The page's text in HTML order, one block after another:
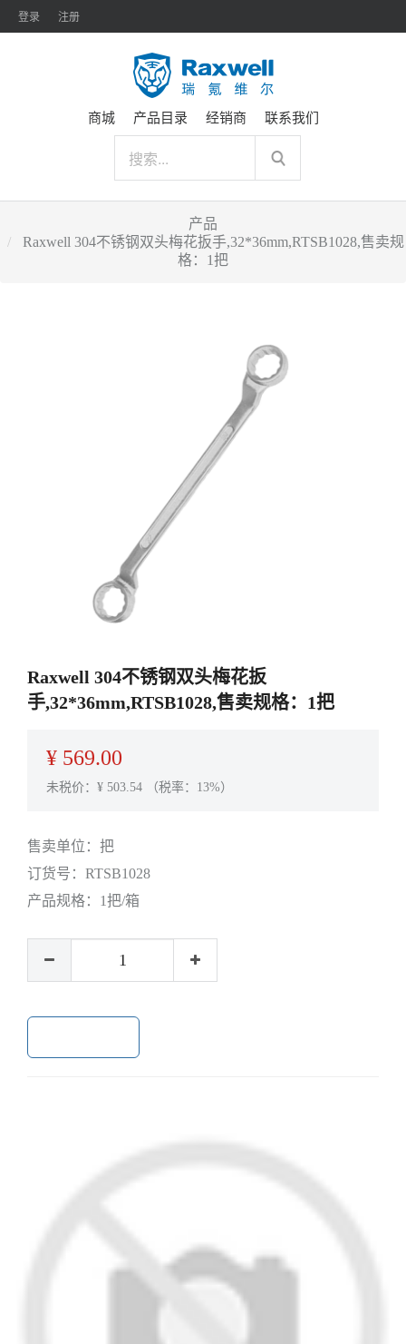
登录 注册
商城 产品目录 经销商 联系我们
产品
Raxwell 304不锈钢双头梅花扳手,32*36mm,RTSB1028,售卖规
格：1把
Raxwell 304不锈钢双头梅花扳
手,32*36mm,RTSB1028,售卖规格：1把
¥ 569.00
未税价：¥ 503.54 （税率：13%）
售卖单位： 把
订货号： RTSB1028
产品规格： 1把/箱